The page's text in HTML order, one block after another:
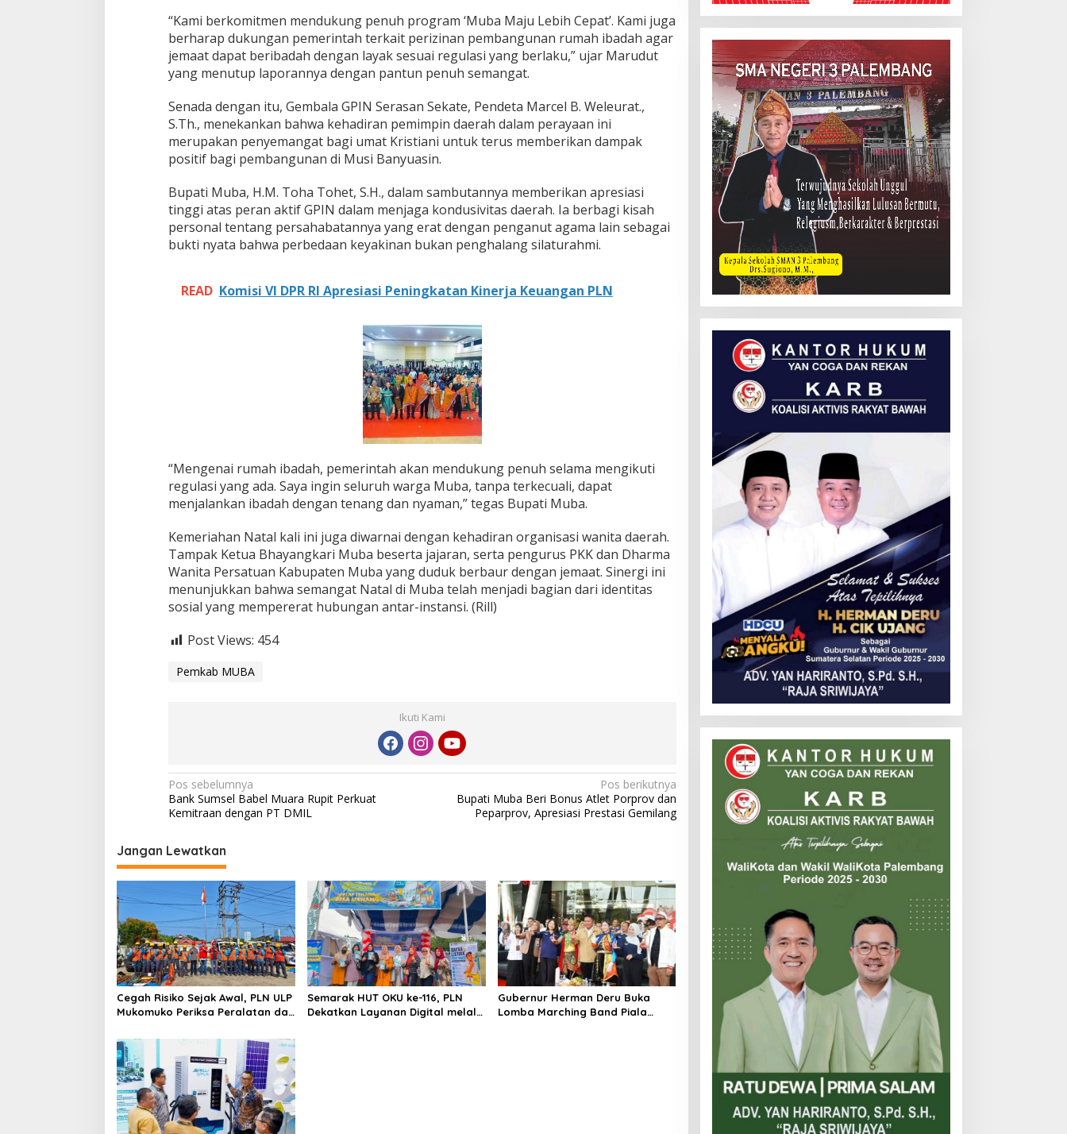
t
a
“Kami berkomitmen mendukung penuh program ‘Muba Maju Lebih Cepat’. Kami juga
berharap dukungan pemerintah terkait perizinan pembangunan rumah ibadah agar
jemaat dapat beribadah dengan layak sesuai regulasi yang berlaku,” ujar Marudut
yang menutup laporannya dengan pantun penuh semangat.
Senada dengan itu, Gembala GPIN Serasan Sekate, Pendeta Marcel B. Weleurat.,
S.Th., menekankan bahwa kehadiran pemimpin daerah dalam perayaan ini
merupakan penyemangat bagi umat Kristiani untuk terus memberikan dampak
positif bagi pembangunan di Musi Banyuasin.
Bupati Muba, H.M. Toha Tohet, S.H., dalam sambutannya memberikan apresiasi
tinggi atas peran aktif GPIN dalam menjaga kondusivitas daerah. Ia berbagi kisah
personal tentang persahabatannya yang erat dengan penganut agama lain sebagai
bukti nyata bahwa perbedaan keyakinan bukan penghalang silaturahmi.
READ Komisi VI DPR RI Apresiasi Peningkatan Kinerja Keuangan PLN
“Mengenai rumah ibadah, pemerintah akan mendukung penuh selama mengikuti
regulasi yang ada. Saya ingin seluruh warga Muba, tanpa terkecuali, dapat
menjalankan ibadah dengan tenang dan nyaman,” tegas Bupati Muba.
Kemeriahan Natal kali ini juga diwarnai dengan kehadiran organisasi wanita daerah.
Tampak Ketua Bhayangkari Muba beserta jajaran, serta pengurus PKK dan Dharma
Wanita Persatuan Kabupaten Muba yang duduk berbaur dengan jemaat. Sinergi ini
menunjukkan bahwa semangat Natal di Muba telah menjadi bagian dari identitas
sosial yang mempererat hubungan antar-instansi. (Rill)
Post Views: 454
Pemkab MUBA
Ikuti Kami
N
a
i
g
a
s
i
p
o
s
Pos sebelumnya
Bank Sumsel Babel Muara Rupit Perkuat
Kemitraan dengan PT DMIL
Pos berikutnya
Bupati Muba Beri Bonus Atlet Porprov dan
Peparprov, Apresiasi Prestasi Gemilang
Jangan Lewatkan
Cegah Risiko Sejak Awal, PLN ULP
Mukomuko Periksa Peralatan dan
Semarak HUT OKU ke-116, PLN
Dekatkan Layanan Digital melalui
Gubernur Herman Deru Buka
Lomba Marching Band Piala